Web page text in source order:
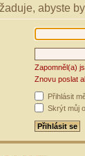
abyste
Zapomněl(a)
Znovu poslat
Přihlásit
Skrýt můj